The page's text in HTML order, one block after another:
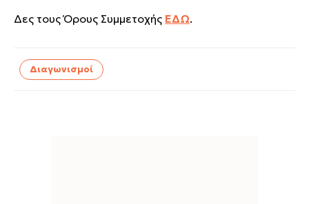
Δες τους Όρους Συμμετοχής ΕΔΩ.
Διαγωνισμοί